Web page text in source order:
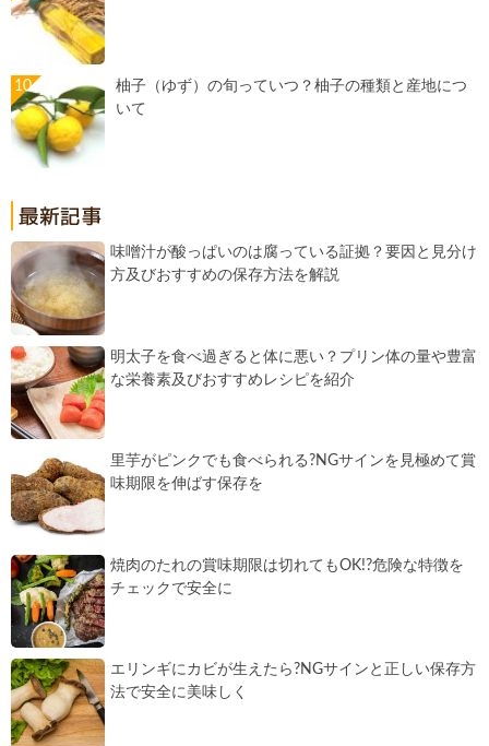
柚子（ゆず）の旬っていつ？柚子の種類と産地につ
いて
味噌汁が酸っぱいのは腐っている証拠？要因と見分け
方及びおすすめの保存方法を解説
明太子を食べ過ぎると体に悪い？プリン体の量や豊富
な栄養素及びおすすめレシピを紹介
里芋がピンクでも食べられる?NGサインを見極めて賞
味期限を伸ばす保存を
焼肉のたれの賞味期限は切れてもOK!?危険な特徴を
チェックで安全に
エリンギにカビが生えたら?NGサインと正しい保存方
法で安全に美味しく